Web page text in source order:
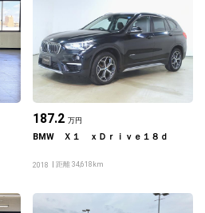
187.2 万円
BMW Ｘ１ ｘＤｒｉｖｅ１８ｄ
2018 距離 34,618km